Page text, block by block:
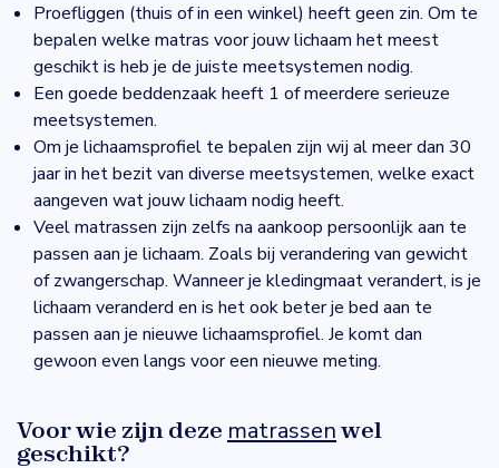
Proefliggen (thuis of in een winkel) heeft geen zin. Om te
bepalen welke matras voor jouw lichaam het meest
geschikt is heb je de juiste meetsystemen nodig.
Een goede beddenzaak heeft 1 of meerdere serieuze
meetsystemen.
Om je lichaamsprofiel te bepalen zijn wij al meer dan 30
jaar in het bezit van diverse meetsystemen, welke exact
aangeven wat jouw lichaam nodig heeft.
Veel matrassen zijn zelfs na aankoop persoonlijk aan te
passen aan je lichaam. Zoals bij verandering van gewicht
of zwangerschap. Wanneer je kledingmaat verandert, is je
lichaam veranderd en is het ook beter je bed aan te
passen aan je nieuwe lichaamsprofiel. Je komt dan
gewoon even langs voor een nieuwe meting.
Voor wie zijn deze matrassen wel
geschikt?